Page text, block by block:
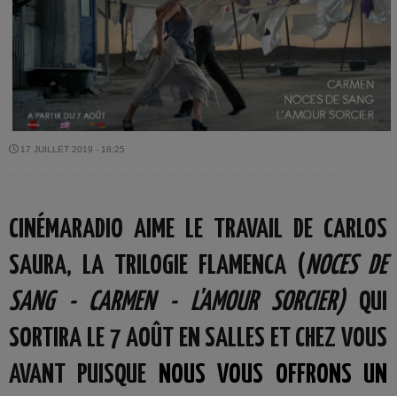
17 JUILLET 2019 - 18:25
CINÉMARADIO AIME LE TRAVAIL DE CARLOS
SAURA, LA TRILOGIE FLAMENCA (NOCES DE
SANG - CARMEN - L'AMOUR SORCIER)QUI
SORTIRA LE 7 AOÛT EN SALLES ET CHEZ VOUS
AVANT PUISQUE
NOUS VOUS OFFRONS UN